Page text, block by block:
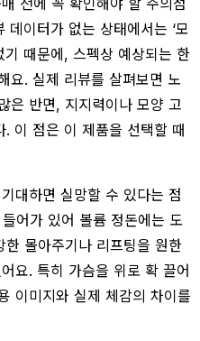
이터가 없는 상태에서는 ‘모
기 때문에, 스펙상 예상되는 한
요. 실제 리뷰를 살펴보면 노
은 반면, 지지력이나 모양 고
이 점은 이 제품을 선택할 때
대하면 실망할 수 있다는 점
어가 있어 볼륨 정돈에는 도
몰아주기나 리프팅을 원한
요. 특히 가슴을 위로 확 끌어
이미지와 실제 체감의 차이를